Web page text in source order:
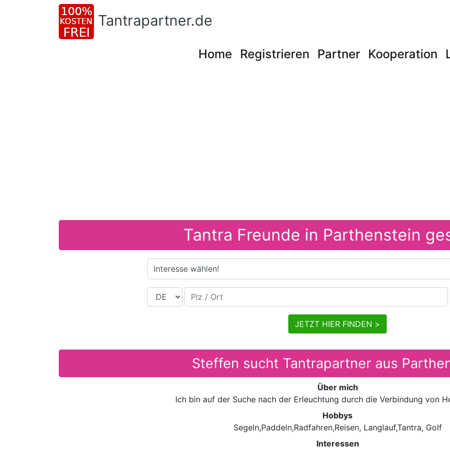
Tantrapartner.de
Home Registrieren Partner Kooperation
Tantra Freunde in Parthenstein
Interesse wählen!
Land Plz / Ort
JETZT HIER FINDEN >
Steffen sucht Tantrapartner aus
Über mich
Ich bin auf der Suche nach der Erleuchtung durch die Verbindung von
Hobbys
Segeln,Paddeln,Radfahren,Reisen, Langlauf,Tantra, Golf
Interessen